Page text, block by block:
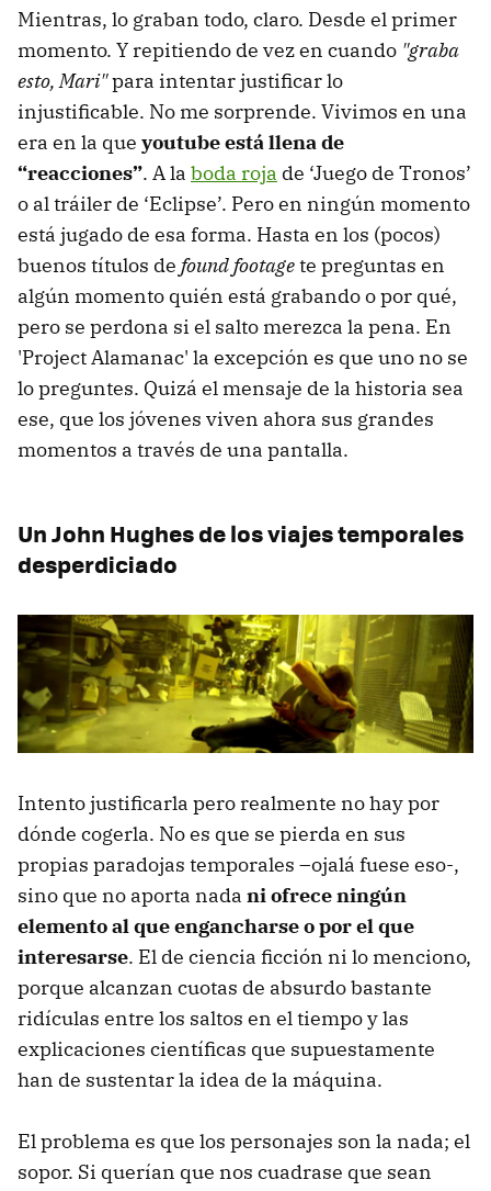
Mientras, lo graban todo, claro. Desde el primer
momento. Y repitiendo de vez en cuando "graba
esto, Mari"para intentar justificar lo
injustificable. No me sorprende. Vivimos en una
era en la que youtube está llena de
“reacciones”. A la boda roja de ‘Juego de Tronos’
o al tráiler de ‘Eclipse’. Pero en ningún momento
está jugado de esa forma. Hasta en los (pocos)
buenos títulos de found footagete preguntas en
algún momento quién está grabando o por qué,
pero se perdona si el salto merezca la pena. En
'Project Alamanac' la excepción es que uno no se
lo preguntes. Quizá el mensaje de la historia sea
ese, que los jóvenes viven ahora sus grandes
momentos a través de una pantalla.
Un John Hughes de los viajes temporales
desperdiciado
Intento justificarla pero realmente no hay por
dónde cogerla. No es que se pierda en sus
propias paradojas temporales –ojalá fuese eso-,
sino que no aporta nada ni ofrece ningún
elemento al que engancharse o por el que
interesarse. El de ciencia ficción ni lo menciono,
porque alcanzan cuotas de absurdo bastante
ridículas entre los saltos en el tiempo y las
explicaciones científicas que supuestamente
han de sustentar la idea de la máquina.
El problema es que los personajes son la nada; el
sopor. Si querían que nos cuadrase que sean